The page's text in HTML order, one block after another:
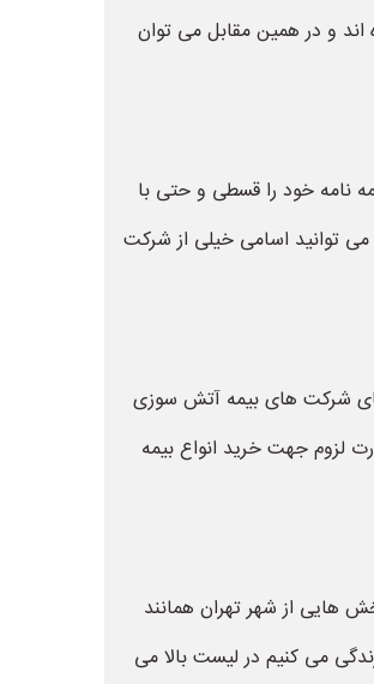
اند و در همین مقابل می توان
نامه خود را قسطی و حتی با
توانید اسامی خیلی از شرکت
های شرکت های بیمه آتش سوزی
لزوم جهت خرید انواع بیمه
هایی از شهر تهران همانند
می کنیم در لیست بالا می